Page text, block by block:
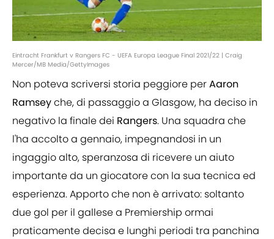
Eintracht Frankfurt v Rangers FC - UEFA Europa League Final 2021/22 | Craig
Mercer/MB Media/GettyImages
Non poteva scriversi storia peggiore perAaron
Ramseyche, di passaggio a Glasgow, ha deciso in
negativo la finale dei Rangers. Una squadra che
l'ha accolto a gennaio, impegnandosi in un
ingaggio alto, speranzosa di ricevere un aiuto
importante da un giocatore con la sua tecnica ed
esperienza. Apporto che non è arrivato: soltanto
due gol per il gallese a Premiership ormai
praticamente decisa e lunghi periodi tra panchina